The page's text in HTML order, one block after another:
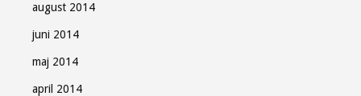
august 2014
juni 2014
maj 2014
april 2014